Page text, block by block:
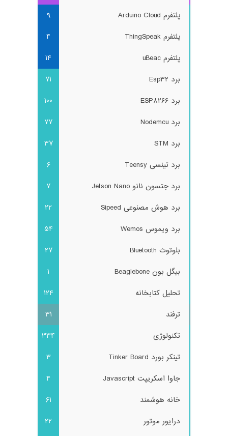
پلتفرم Arduino Cloud
9
پلتفرم ThingSpeak
4
پلتفرم uBeac
14
برد Esp32
71
برد ESP8266
100
برد Nodemcu
77
برد STM
37
برد تینسی Teensy
6
برد جتسون نانو Jetson Nano
7
برد هوش مصنوعی Sipeed
22
برد ویموس Wemos
54
بلوتوث Bluetooth
27
بیگل بون Beaglebone
1
تحلیل کتابخانه
124
ترفند
31
تکنولوژی
334
تینکر بورد Tinker Board
3
جاوا اسکریپت Javascript
4
خانه هوشمند
61
درایور موتور
22